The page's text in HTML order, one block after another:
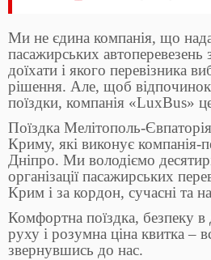
Ми не єдина компанія, що
пасажирських
доїхати і якого перевізника
рішення. Але, щоб
поїздки, компанія «LuxBus»
Поїздка Мелітополь-
Криму, які виконує компанія-
Дніпро. Ми володіємо
організації пасажирських
Крим і за кордон, сучасні та
Комфортна поїздка, безпеку в
руху і розумна ціна квитка –
звернувшись до нас.